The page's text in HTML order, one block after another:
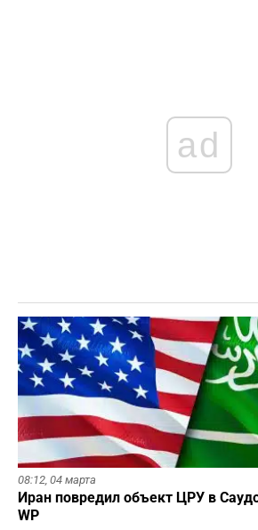
ad
08:12, 04 марта
Иран повредил объект ЦРУ в
WP